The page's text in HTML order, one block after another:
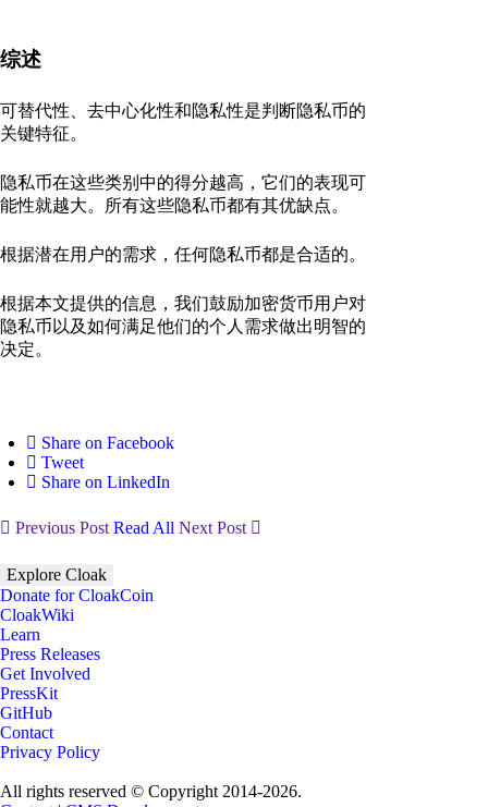
综述
可替代性、去中心化性和隐私性是判断隐私币的
关键特征。
隐私币在这些类别中的得分越高，它们的表现可
能性就越大。所有这些隐私币都有其优缺点。
根据潜在用户的需求，任何隐私币都是合适的。
根据本文提供的信息，我们鼓励加密货币用户对
隐私币以及如何满足他们的个人需求做出明智的
决定。
Share on Facebook
Tweet
Share on LinkedIn
Previous Post Read All Next Post
Explore Cloak
Donate for CloakCoin
CloakWiki
Learn
Press Releases
Get Involved
PressKit
GitHub
Contact
Privacy Policy
All rights reserved © Copyright 2014-2026.